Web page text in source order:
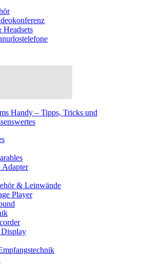
Handy – Tipps, Tricks und
& Leinwände
Player
Display